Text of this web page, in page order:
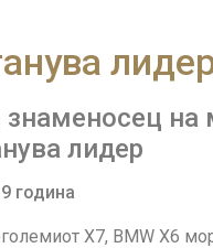
на
лидер
година
X7, BMW X6